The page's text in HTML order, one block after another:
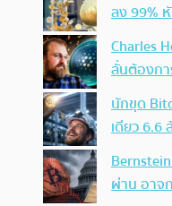
ลง 99%
Charles
ลั่นต้องก
นักขุด
เดียว 6.6
ผ่าน อาจ